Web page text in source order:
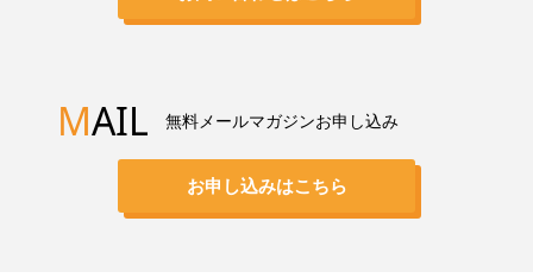
MAIL 無料メールマガジンお申し込み
お申し込みはこちら